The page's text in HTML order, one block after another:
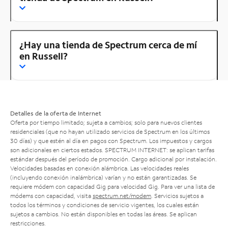
¿Hay una tienda de Spectrum cerca de mí
en Russell?
Detalles de la oferta de Internet
Oferta por tiempo limitado; sujeta a cambios; solo para nuevos clientes
residenciales (que no hayan utilizado servicios de Spectrum en los últimos
30 días) y que estén al día en pagos con Spectrum. Los impuestos y cargos
son adicionales en ciertos estados. SPECTRUM INTERNET: se aplican tarifas
estándar después del período de promoción. Cargo adicional por instalación.
Velocidades basadas en conexión alámbrica. Las velocidades reales
(incluyendo conexión inalámbrica) varían y no están garantizadas. Se
requiere módem con capacidad Gig para velocidad Gig. Para ver una lista de
módems con capacidad, visita spectrum.net/modem . Servicios sujetos a
todos los términos y condiciones de servicio vigentes, los cuales están
sujetos a cambios. No están disponibles en todas las áreas. Se aplican
restricciones.